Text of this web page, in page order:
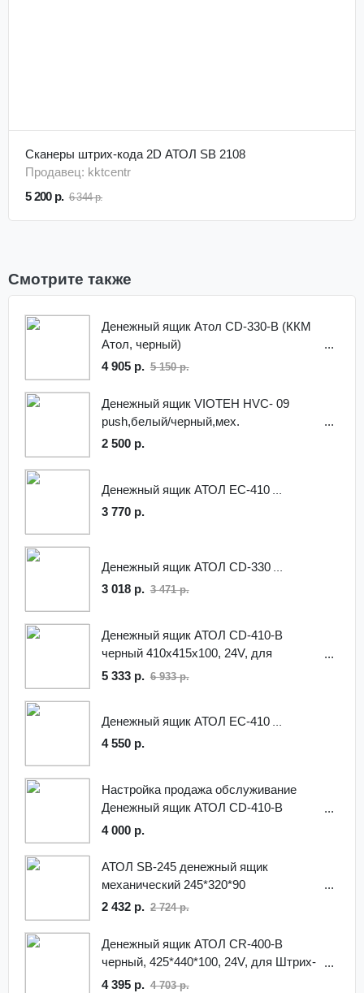
Сканеры штрих-кода 2D АТОЛ SB 2108
Продавец: kktcentr
5 200 р. 6 344 р.
Смотрите также
Денежный ящик Атол CD-330-B (ККМ
Атол, черный)
4 905 р. 5 150 р.
Денежный ящик VIOTEH HVC- 09
push,белый/черный,мех.
2 500 р.
Денежный ящик АТОЛ EC-410
3 770 р.
Денежный ящик АТОЛ CD-330
3 018 р. 3 471 р.
Денежный ящик АТОЛ CD-410-B
черный 410x415x100, 24V, для
ШТРИХ-ФР
5 333 р. 6 933 р.
Денежный ящик АТОЛ EC-410
4 550 р.
Настройка продажа обслуживание
Денежный ящик АТОЛ CD-410-B
черный 410*415*100 24V в г.Мытищи
4 000 р.
АТОЛ SB-245 денежный ящик
механический 245*320*90
2 432 р. 2 724 р.
Денежный ящик АТОЛ CR-400-B
черный, 425*440*100, 24V, для Штрих-
ФР
4 395 р. 4 703 р.